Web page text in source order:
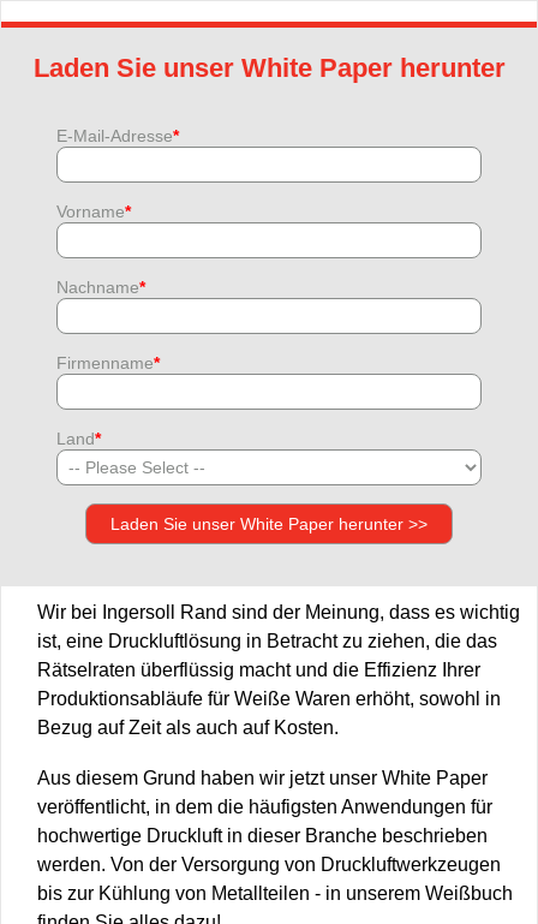
Laden Sie unser White Paper herunter
E-Mail-Adresse*
Vorname*
Nachname*
Firmenname*
Land*
Wir bei Ingersoll Rand sind der Meinung, dass es wichtig
ist, eine Druckluftlösung in Betracht zu ziehen, die das
Rätselraten überflüssig macht und die Effizienz Ihrer
Produktionsabläufe für Weiße Waren erhöht, sowohl in
Bezug auf Zeit als auch auf Kosten.
Aus diesem Grund haben wir jetzt unser White Paper
veröffentlicht, in dem die häufigsten Anwendungen für
hochwertige Druckluft in dieser Branche beschrieben
werden. Von der Versorgung von Druckluftwerkzeugen
bis zur Kühlung von Metallteilen - in unserem Weißbuch